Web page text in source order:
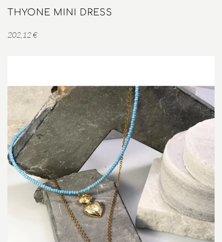
THYONE MINI DRESS
202,12€